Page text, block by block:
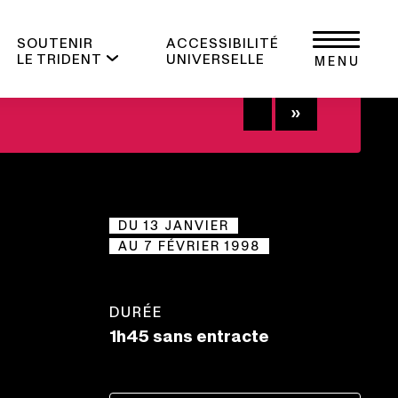
SOUTENIR
LE TRIDENT
ACCESSIBILITÉ
UNIVERSELLE
MENU
DU 13 JANVIER
AU 7 FÉVRIER 1998
DURÉE
1h45 sans entracte